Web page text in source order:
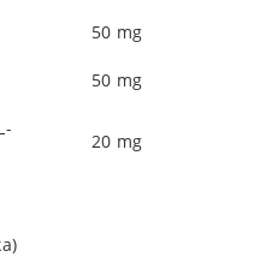
50 mg
50 mg
20 mg